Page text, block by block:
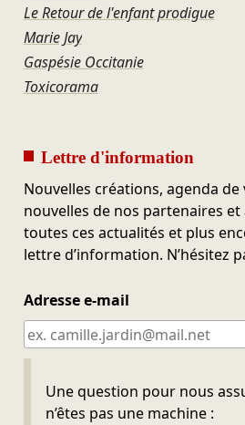
Le Retour de l'enfant prodigue
Marie Jay
Gaspésie Occitanie
Toxicorama
Lettre d'information
Nouvelles créations, agenda
nouvelles de nos partenaires
toutes ces actualités et plus
lettre d’information. N’hésitez
Adresse e-mail
Une question pour nous
n’êtes pas une machine :
Ne pas remplir